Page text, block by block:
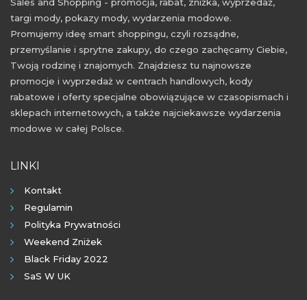
targi mody, pokazy mody, wydarzenia modowe.
Promujemy ideę smart shoppingu, czyli rozsądne,
przemyślanie i sprytne zakupy, do czego zachęcamy Ciebie,
Twoją rodzinę i znajomych. Znajdziesz tu najnowsze
promocje i wyprzedaż w centrach handlowych, kody
rabatowe i oferty specjalne obowiązujące w czasopismach i
sklepach internetowych, a także najciekawsze wydarzenia
modowe w całej Polsce.
LINKI
Kontakt
Regulamin
Polityka Prywatności
Weekend Zniżek
Black Friday 2022
SaS W UK